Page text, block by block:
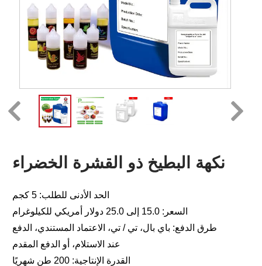
نكهة البطيخ ذو القشرة الخضراء
الحد الأدنى للطلب: 5 كجم
السعر: 15.0 إلى 25.0 دولار أمريكي للكيلوغرام
طرق الدفع: باي بال، تي / تي، الاعتماد المستندي، الدفع
عند الاستلام، أو الدفع المقدم
القدرة الإنتاجية: 200 طن شهريًا